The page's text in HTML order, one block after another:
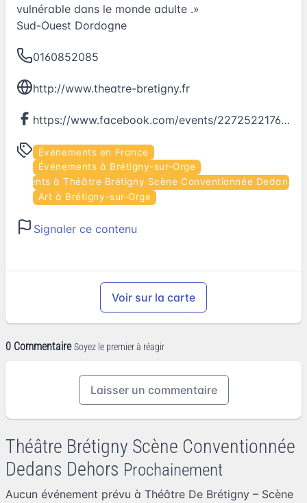
vulné­rable dans le monde adulte .»
Sud-Ouest Dordogne
0160852085
http://www.theatre-bretigny.fr
https://www.facebook.com/events/227252217697674
Événements en France
Événements à Brétigny-sur-Orge
à Théâtre Brétigny Scène Conventionnée Dedans
Art à Brétigny-sur-Orge
Signaler ce contenu
Voir sur la carte
0 Commentaire Soyez le premier à réagir
Laisser un commentaire
Théâtre Brétigny Scène Conventionnée
Dedans Dehors Prochainement
Aucun événement prévu à Théâtre De Brétigny – Scène